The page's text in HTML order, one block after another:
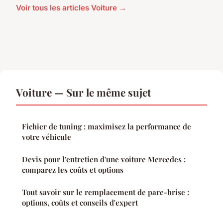
Voir tous les articles Voiture →
Voiture — Sur le même sujet
Fichier de tuning : maximisez la performance de
votre véhicule
Devis pour l'entretien d'une voiture Mercedes :
comparez les coûts et options
Tout savoir sur le remplacement de pare-brise :
options, coûts et conseils d'expert